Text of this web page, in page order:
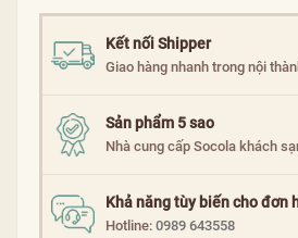
Kết nối Shipper
Giao hàng nhanh trong nội
Sản phẩm 5 sao
Nhà cung cấp Socola khách
Khả năng tùy biến cho đơn
Hotline: 0989 643558